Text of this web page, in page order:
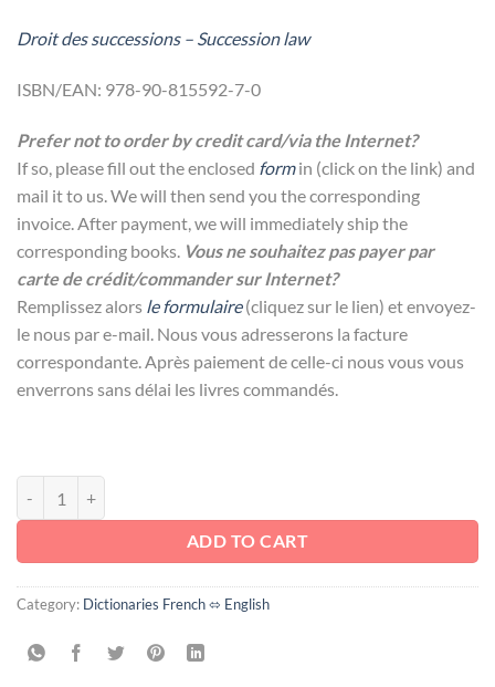
Droit des successions – Succession law
ISBN/EAN: 978-90-815592-7-0
Prefer not to order by credit card/via the Internet?
If so, please fill out the enclosed formin (click on the link) and
mail it to us. We will then send you the corresponding
invoice. After payment, we will immediately ship the
corresponding books. Vous ne souhaitez pas payer par
carte de crédit/commander sur Internet?
Remplissez alors le formulaire(cliquez sur le lien) et envoyez-
le nous par e-mail. Nous vous adresserons la facture
correspondante. Après paiement de celle-ci nous vous vous
enverrons sans délai les livres commandés.
ADD TO CART
Category: Dictionaries French ⬄ English